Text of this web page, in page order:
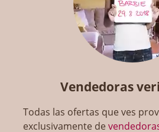
Vendedoras
Todas las ofertas que ves
exclusivamente de